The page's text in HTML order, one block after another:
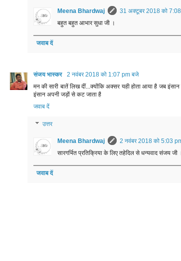
Meena Bhardwaj
31 अक्टूबर 2018 को
बहुत बहुत आभार सुधा जी ।
जवाब दें
संजय भास्‍कर
2 नवंबर 2018 को 1:07 pm बजे
मन की सारी बातें लिख दीं...क्योंकि अक्सर यही होता आया है जब
इंसान अपनी जड़ों से कट जाता है
जवाब दें
उत्तर
Meena Bhardwaj
2 नवंबर 2018 को 5:03
सारगर्भित प्रतिक्रिया के लिए तहेदिल से धन्यवाद संजय जी
जवाब दें